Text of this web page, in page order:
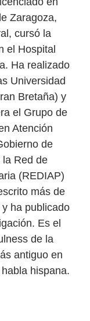
Zaragoza,
cursó la
el Hospital
‍Ha realizado
Universidad
Bretaña) y
el Grupo de
Atención
de
la Red de
(REDIAP)
más de
ha publicado
Es el
de la
antiguo en
hispana.